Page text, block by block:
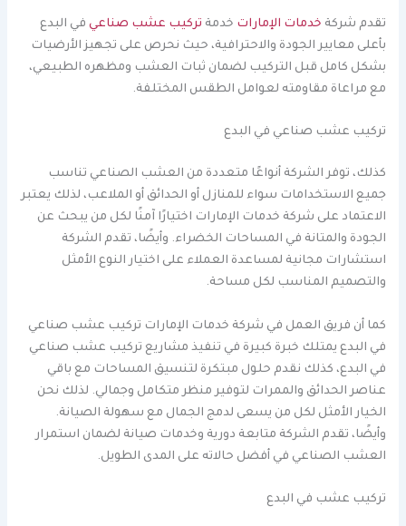
تقدم شركة خدمات الإمارات خدمة تركيب عشب صناعي في البدع
بأعلى معايير الجودة والاحترافية، حيث نحرص على تجهيز الأرضيات
بشكل كامل قبل التركيب لضمان ثبات العشب ومظهره الطبيعي،
مع مراعاة مقاومته لعوامل الطقس المختلفة.
تركيب عشب صناعي في البدع
كذلك، توفر الشركة أنواعًا متعددة من العشب الصناعي تناسب
جميع الاستخدامات سواء للمنازل أو الحدائق أو الملاعب، لذلك يعتبر
الاعتماد على شركة خدمات الإمارات اختيارًا آمنًا لكل من يبحث عن
الجودة والمتانة في المساحات الخضراء. وأيضًا، تقدم الشركة
استشارات مجانية لمساعدة العملاء على اختيار النوع الأمثل
والتصميم المناسب لكل مساحة.
كما أن فريق العمل في شركة خدمات الإمارات تركيب عشب صناعي
في البدع يمتلك خبرة كبيرة في تنفيذ مشاريع تركيب عشب صناعي
في البدع، كذلك نقدم حلول مبتكرة لتنسيق المساحات مع باقي
عناصر الحدائق والممرات لتوفير منظر متكامل وجمالي. لذلك نحن
الخيار الأمثل لكل من يسعى لدمج الجمال مع سهولة الصيانة.
وأيضًا، تقدم الشركة متابعة دورية وخدمات صيانة لضمان استمرار
العشب الصناعي في أفضل حالاته على المدى الطويل.
تركيب عشب في البدع